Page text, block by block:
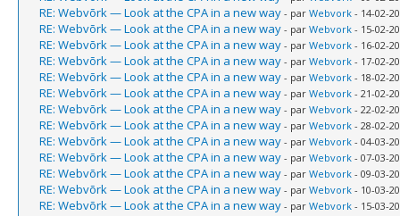
RE: Webvõrk — Look at the CPA in a new way - par Webvork - 14-02-
RE: Webvõrk — Look at the CPA in a new way - par Webvork - 15-02-
RE: Webvõrk — Look at the CPA in a new way - par Webvork - 16-02-
RE: Webvõrk — Look at the CPA in a new way - par Webvork - 17-02-
RE: Webvõrk — Look at the CPA in a new way - par Webvork - 18-02-
RE: Webvõrk — Look at the CPA in a new way - par Webvork - 21-02-
RE: Webvõrk — Look at the CPA in a new way - par Webvork - 22-02-
RE: Webvõrk — Look at the CPA in a new way - par Webvork - 28-02-
RE: Webvõrk — Look at the CPA in a new way - par Webvork - 04-03-
RE: Webvõrk — Look at the CPA in a new way - par Webvork - 07-03-
RE: Webvõrk — Look at the CPA in a new way - par Webvork - 09-03-
RE: Webvõrk — Look at the CPA in a new way - par Webvork - 10-03-
RE: Webvõrk — Look at the CPA in a new way - par Webvork - 15-03-